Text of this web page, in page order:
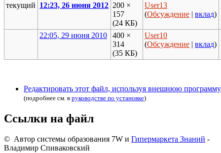
текущий 12:23, 26 июня 2012 200 ×
157
(24 КБ)
User13
(Обсуждение |вклад)
22:05, 29 июня 2010
400 ×
314
(35 КБ)
User10
(Обсуждение |вклад)
Редактировать этот файл, используя внешнюю программу
(подробнее см. в руководстве по установке)
Ссылки на файл
© Автор системы образования 7W и Гипермаркета Знаний -
Владимир Спиваковский